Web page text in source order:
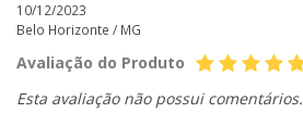
10/12/2023
Belo Horizonte / MG
Avaliação do Produto
Esta avaliação não possui comentários.